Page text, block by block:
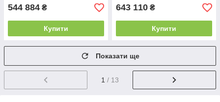
544 884 ₴
Купити
643 110 ₴
Купити
Показати ще
1 / 13